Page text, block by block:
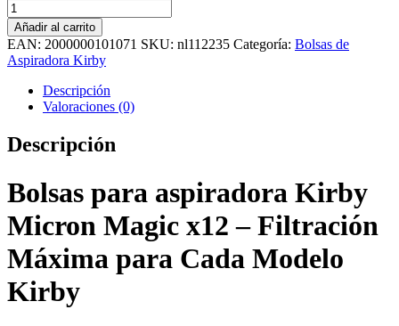
Añadir al carrito
EAN: 2000000101071 SKU: nl112235 Categoría: Bolsas de
Aspiradora Kirby
Descripción
Valoraciones (0)
Descripción
Bolsas para aspiradora Kirby
Micron Magic x12 – Filtración
Máxima para Cada Modelo
Kirby